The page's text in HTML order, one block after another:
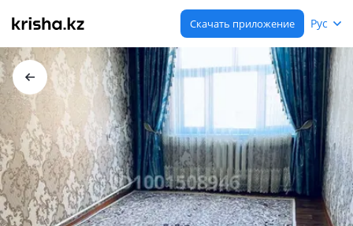
Скачать приложение Рус